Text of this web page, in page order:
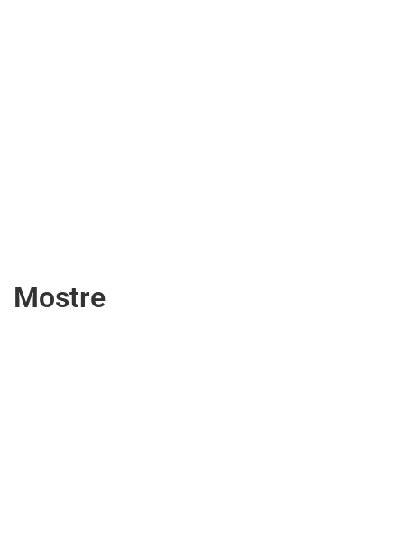
Mostre